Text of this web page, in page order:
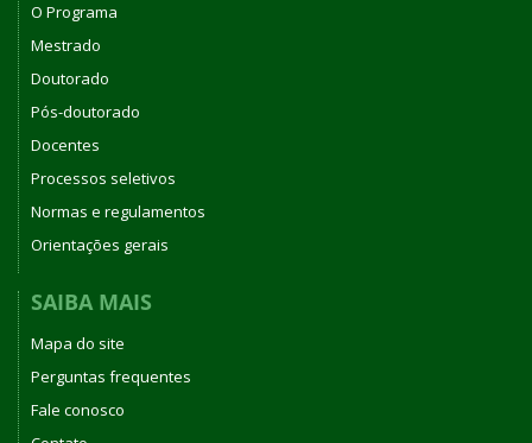
O Programa
Mestrado
Doutorado
Pós-doutorado
Docentes
Processos seletivos
Normas e regulamentos
Orientações gerais
SAIBA MAIS
Mapa do site
Perguntas frequentes
Fale conosco